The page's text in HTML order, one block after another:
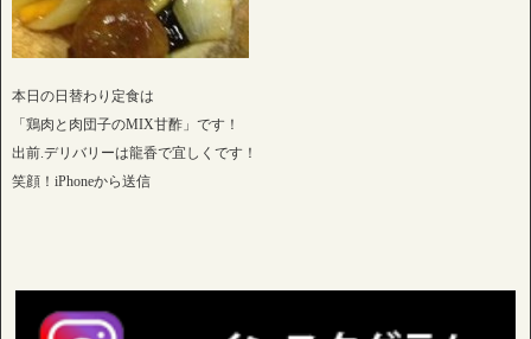
本日の日替わり定食は
「鶏肉と肉団子のMIX甘酢」です！
出前.デリバリーは龍香で宜しくです！
笑顔！iPhoneから送信